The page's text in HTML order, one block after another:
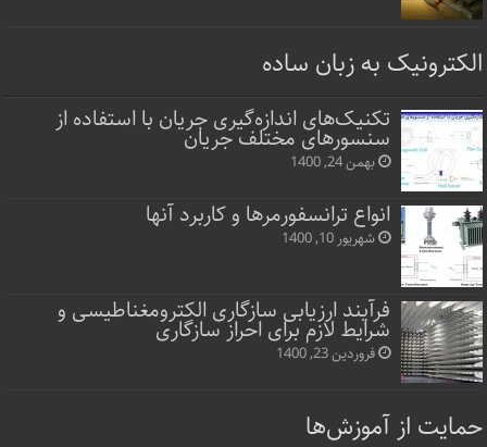
الکترونیک به زبان ساده
تکنیک‌های اندازه‌گیری جریان با استفاده از
سنسورهای مختلف جریان
بهمن 24, 1400
انواع ترانسفورمرها و کاربرد آنها
شهریور 10, 1400
فرآیند ارزیابی سازگاری الکترومغناطیسی و
شرایط لازم برای احراز سازگاری
فروردین 23, 1400
حمایت از آموزش‌ها